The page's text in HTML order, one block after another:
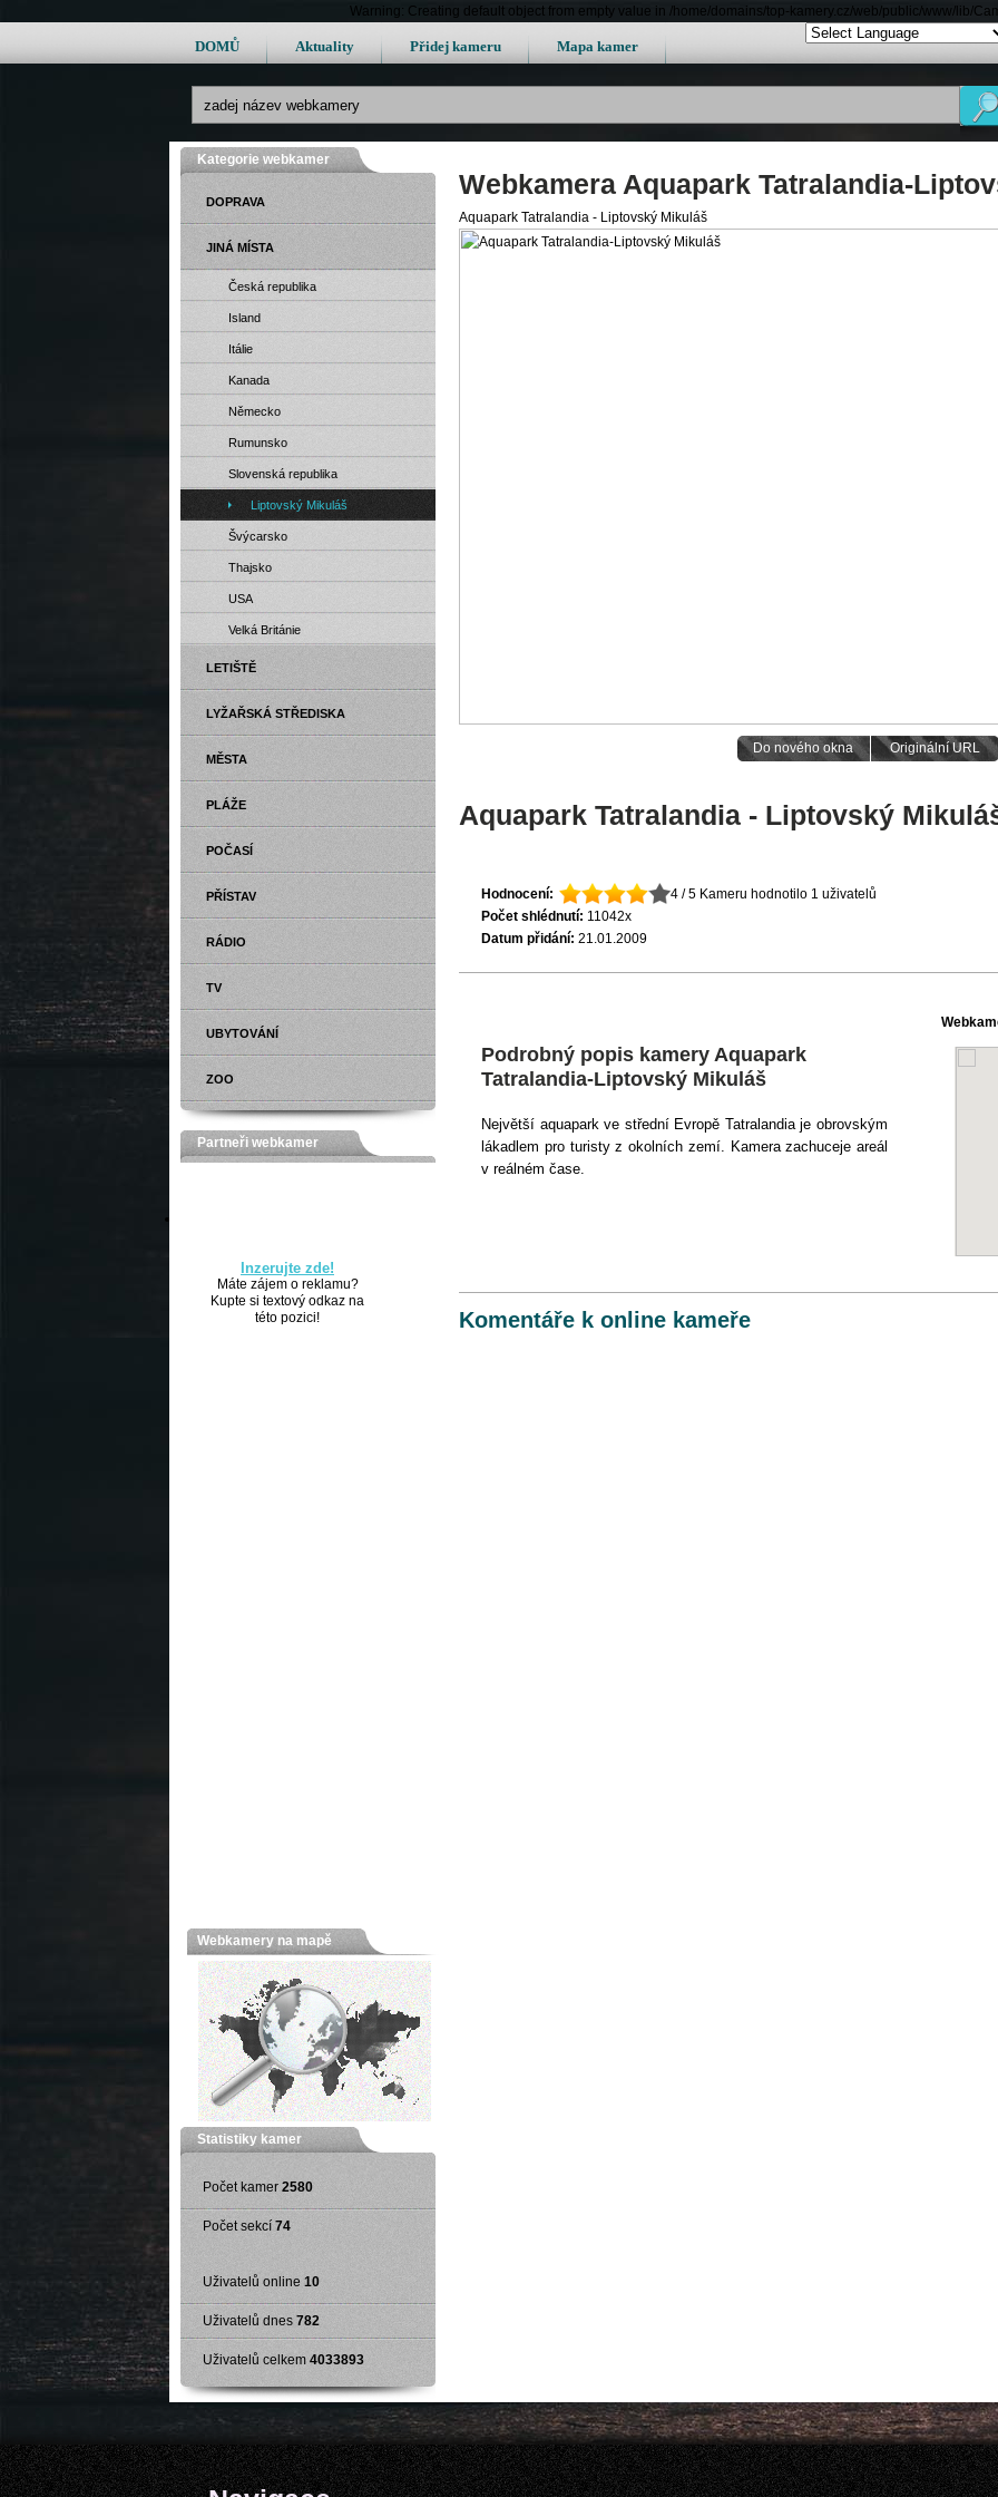
Warning: Creating default object from empty value in /home/domains/top-kamery.cz/web/public/www/lib/
DOMŮ Aktuality Přidej kameru Mapa kamer
Webkamera Aquapark Tatralandia-
Aquapark Tatralandia - Liptovský Mikuláš
Do nového okna Originální URL
Aquapark Tatralandia - Liptovský
Hodnocení: 4 / 5 Kameru hodnotilo 1 uživatelů
Počet shlédnutí: 11042x
Datum přidání: 21.01.2009
Podrobný popis kamery Aquapark
Tatralandia-Liptovský Mikuláš
Největší aquapark ve střední Evropě Tatralandia je obrovským
lákadlem pro turisty z okolních zemí. Kamera zachuceje areál
v reálném čase.
Komentáře k online kameře
Kategorie webkamer
DOPRAVA
JINÁ MÍSTA
Česká republika
Island
Itálie
Kanada
Německo
Rumunsko
Slovenská republika
Liptovský Mikuláš
Švýcarsko
Thajsko
USA
Velká Británie
LETIŠTĚ
LYŽAŘSKÁ STŘEDISKA
MĚSTA
PLÁŽE
POČASÍ
PŘÍSTAV
RÁDIO
TV
UBYTOVÁNÍ
ZOO
Partneři webkamer
Inzerujte zde!
Máte zájem o reklamu?
Kupte si textový odkaz na
této pozici!
Webkamery na mapě
Statistiky kamer
Počet kamer 2580
Počet sekcí 74
Uživatelů online 10
Uživatelů dnes 782
Uživatelů celkem 4033893